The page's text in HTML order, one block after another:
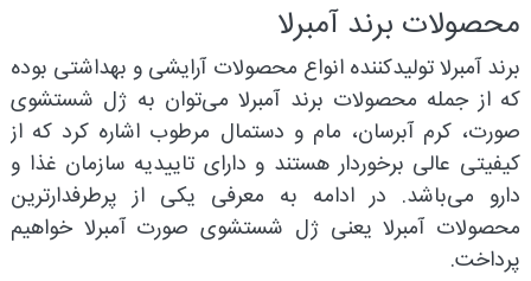
محصولات برند آمبرلا
برند آمبرلا تولیدکننده انواع محصولات آرایشی و بهداشتی بوده
که از جمله محصولات برند آمبرلا می‌توان به ژل شستشوی
صورت، کرم آبرسان، مام و دستمال مرطوب اشاره کرد که از
کیفیتی عالی برخوردار هستند و دارای تاییدیه سازمان غذا و
دارو می‌باشد. در ادامه به معرفی یکی از پرطرفدارترین
محصولات آمبرلا یعنی ژل شستشوی صورت آمبرلا خواهیم
پرداخت.